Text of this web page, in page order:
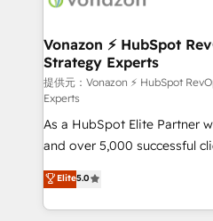
➤ L’intégration de CRM et
pour aligner les équipes
support client (data
audit et maintenance) ➤ La création de sites internet
de conversion qui
opportunités d'affaires ➤ La mise en place de
stratégies d'acquisition
inbound, automatisation
emailing) Informations clés : - 10 ans d'expérience -
Vonazon ⚡ HubSpot
Strategy Experts
提供元：Vonazon ⚡ HubSpot
Experts
As a HubSpot Elite Partner
and over 5,000 successful
Vonazon turns marketing
measurable, scalable
enterprise-grade
Elite5.0